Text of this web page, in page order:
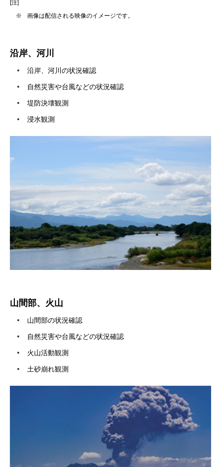
[注]
※
画像は配信される映像のイメージです。
沿岸、河川
沿岸、河川の状況確認
自然災害や台風などの状況確認
堤防決壊観測
浸水観測
山間部、火山
山間部の状況確認
自然災害や台風などの状況確認
火山活動観測
土砂崩れ観測